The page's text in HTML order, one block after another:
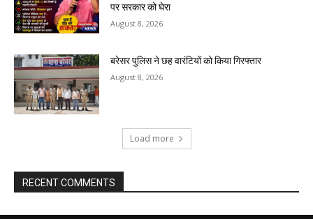
पर सरकार को घेरा
August 8, 2026
बरेसर पुलिस ने छह वारंटियों को किया गिरफ्तार
August 8, 2026
Load more
RECENT COMMENTS